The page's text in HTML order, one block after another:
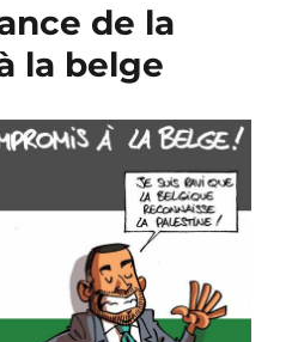
de la
la belge